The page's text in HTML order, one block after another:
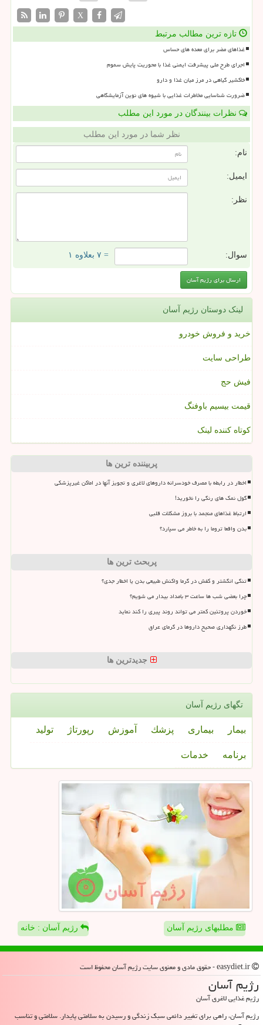
X
تازه ترین مطالب مرتبط
غذاهای مضر برای معده های حساس
اجرای طرح ملی پیشرفت ایمنی غذا با محوریت پایش سموم
خاکشیر گیاهی در مرز میان غذا و دارو
ضرورت شناسایی مخاطرات غذایی با شیوه های نوین آزمایشگاهی
نظرات بینندگان در مورد این مطلب
نظر شما در مورد این مطلب
نام:
ایمیل:
نظر:
سوال: = ۷ بعلاوه ۱
لینک دوستان رژیم آسان
خرید و فروش خودرو
طراحی سایت
فیش حج
قیمت بیسیم باوفنگ
کوتاه کننده لینک
پربیننده ترین ها
اخطار در رابطه با مصرف خودسرانه داروهای لاغری و تجویز آنها در اماکن غیرپزشکی
گول نمک های رنگی را نخورید!
ارتباط غذاهای منجمد با بروز مشکلات قلبی
بدن واقعا تروما را به خاطر می سپارد؟
پربحث ترین ها
تنگی انگشتر و کفش در گرما واکنش طبیعی بدن یا اخطار جدی؟
چرا بعضی شب ها ساعت ۳ بامداد بیدار می شویم؟
خوردن پروتئین کمتر می تواند روند پیری را کند نماید
طرز نگهداری صحیح داروها در گرمای عراق
جدیدترین ها
تگهای رژیم آسان
بیمار بیماری پزشك آموزش رپورتاژ تولید
برنامه خدمات
مطلبهای رژیم آسان رژیم آسان : خانه
رژیم آسان
رژیم غذایی لاغری آسان
رژیم آسان، راهی برای تغییر دائمی سبک زندگی و رسیدن به سلامتی پایدار. سلامتی و تناسب